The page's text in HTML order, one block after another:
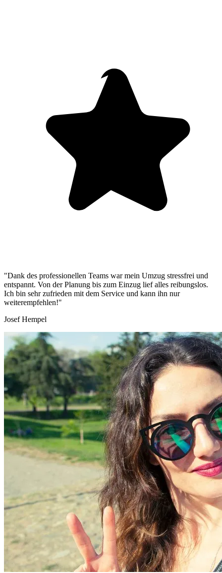
"Dank des professionellen Teams war mein Umzug stressfrei und
entspannt. Von der Planung bis zum Einzug lief alles reibungslos.
Ich bin sehr zufrieden mit dem Service und kann ihn nur
weiterempfehlen!"
Josef Hempel